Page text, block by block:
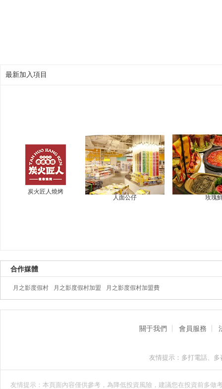
最新加入項目
炭火匠人燒烤
人面公仔
玫瑰
合作媒體
月之影度假村 月之影度假村加盟 月之影度假村加盟費
關于我們 會員服務
友情提示：多打電話、
友情提示：本頁面內容僅供參考，為降低投資風險，建議您在投資前多